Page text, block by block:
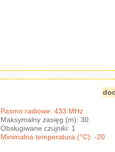
Pasmo radiowe: 433 MHz
Maksymalny zasięg (m): 30
Obsługiwane czujniki: 1
Minimalna temperatura (°C): -20